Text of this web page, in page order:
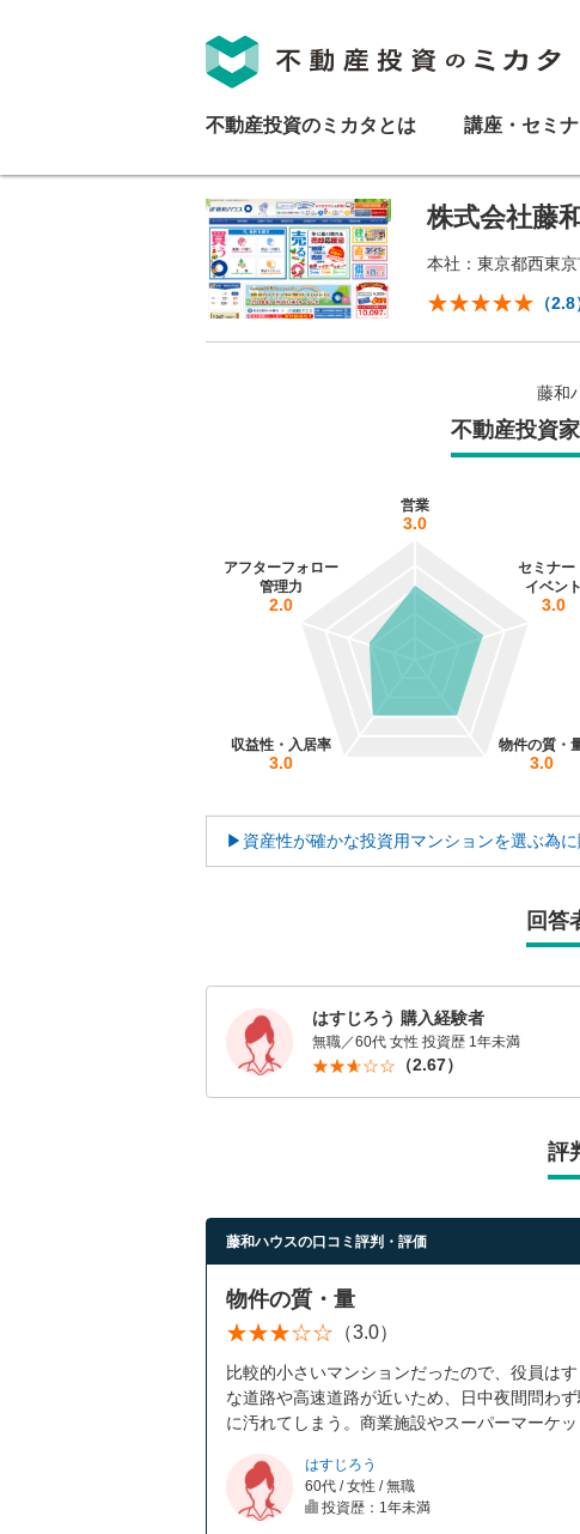
不動産投資のミカタとは 講座・セミ
株式会社藤
本社：東京都西東
（2.8
藤和
不動産投資
営業
3.0
セミナー
イベント
3.0
物件の質・
3.0
収益性・入居率
3.0
アフターフォロー
管理力
2.0
▶資産性が確かな投資用マンションを選ぶ為に
回答
はすじろう 購入経験者
無職／60代 女性 投資歴 1年未満
（2.67）
評
藤和ハウスの口コミ評判・評価
物件の質・量
（3.0）
比較的小さいマンションだったので、役員は
な道路や高速道路が近いため、日中夜間問わ
に汚れてしまう。商業施設やスーパーマーケ
はすじろう
60代 / 女性 / 無職
投資歴：1年未満